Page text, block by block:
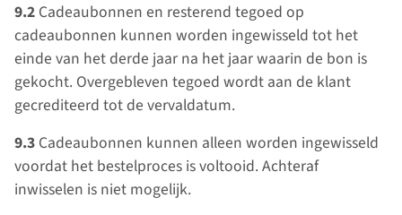
9.2 Cadeaubonnen en resterend tegoed op
cadeaubonnen kunnen worden ingewisseld tot het
einde van het derde jaar na het jaar waarin de bon is
gekocht. Overgebleven tegoed wordt aan de klant
gecrediteerd tot de vervaldatum.
9.3 Cadeaubonnen kunnen alleen worden ingewisseld
voordat het bestelproces is voltooid. Achteraf
inwisselen is niet mogelijk.